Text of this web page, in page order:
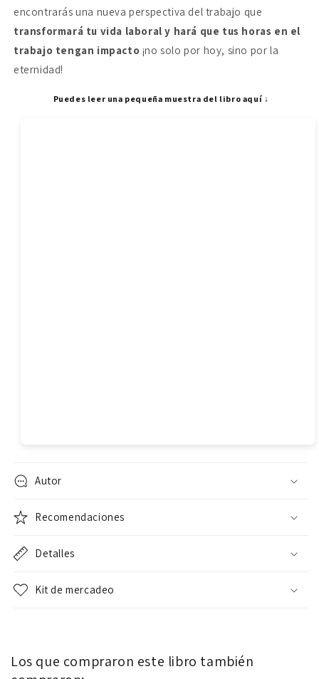
encontrarás una nueva perspectiva del trabajo que
transformará tu vida laboral y hará que tus horas en el
trabajo tengan impacto ¡no solo por hoy, sino por la
eternidad!
Puedes leer una pequeña muestra del libro aquí ↓
Autor
Recomendaciones
Detalles
Kit de mercadeo
Los que compraron este libro también